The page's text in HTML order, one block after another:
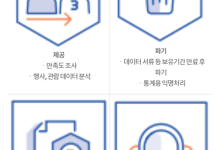
제공
ㆍ만족도 조사
ㆍ행사, 관람 데이터 분석
파기
ㆍ데이터 서류 등 보유기간 만료 후
파기
ㆍ통계용 익명처리